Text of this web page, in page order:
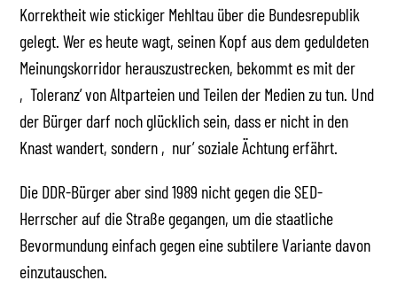
Korrektheit wie stickiger Mehltau über die Bundesrepublik
gelegt. Wer es heute wagt, seinen Kopf aus dem geduldeten
Meinungskorridor herauszustrecken, bekommt es mit der
‚Toleranz’ von Altparteien und Teilen der Medien zu tun. Und
der Bürger darf noch glücklich sein, dass er nicht in den
Knast wandert, sondern ‚nur’ soziale Ächtung erfährt.
Die DDR-Bürger aber sind 1989 nicht gegen die SED-
Herrscher auf die Straße gegangen, um die staatliche
Bevormundung einfach gegen eine subtilere Variante davon
einzutauschen.